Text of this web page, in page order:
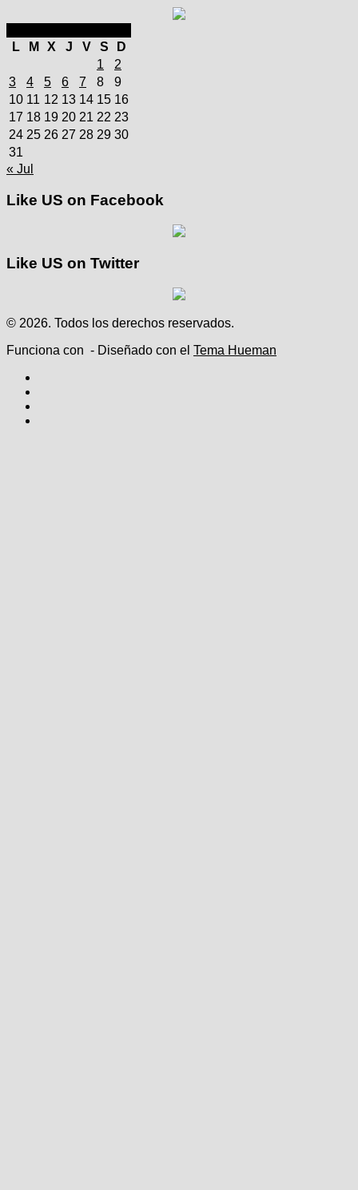
L
M X J V S
D
1
2
3
4 5 6 7 8
9
10 11 12 13 14 15 16
17 18 19 20 21 22 23
24 25 26 27 28 29 30
31
« Jul
Like US on Facebook
Like US on Twitter
© 2026. Todos los derechos reservados.
Funciona con - Diseñado con el Tema Hueman